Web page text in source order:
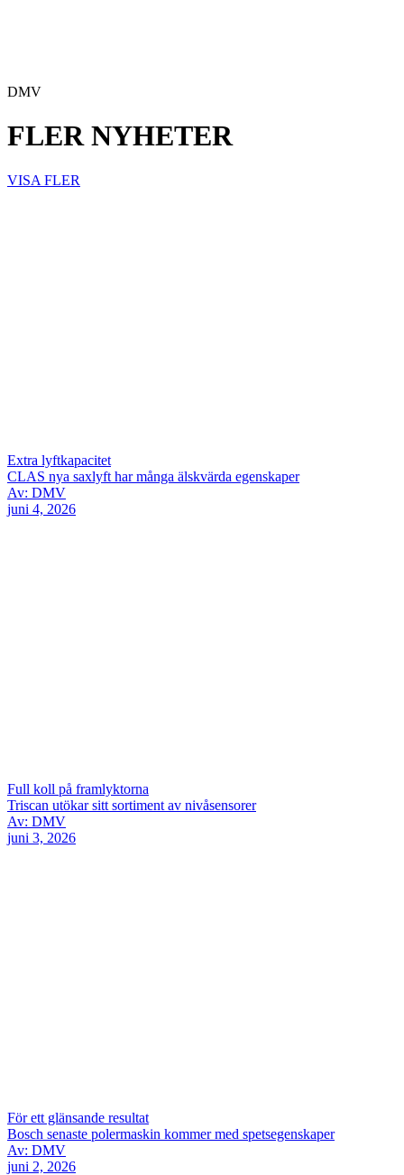
DMV
FLER NYHETER
VISA FLER
Extra lyftkapacitet
CLAS nya saxlyft har många älskvärda egenskaper
Av: DMV
juni 4, 2026
Full koll på framlyktorna
Triscan utökar sitt sortiment av nivåsensorer
Av: DMV
juni 3, 2026
För ett glänsande resultat
Bosch senaste polermaskin kommer med spetsegenskaper
Av: DMV
juni 2, 2026